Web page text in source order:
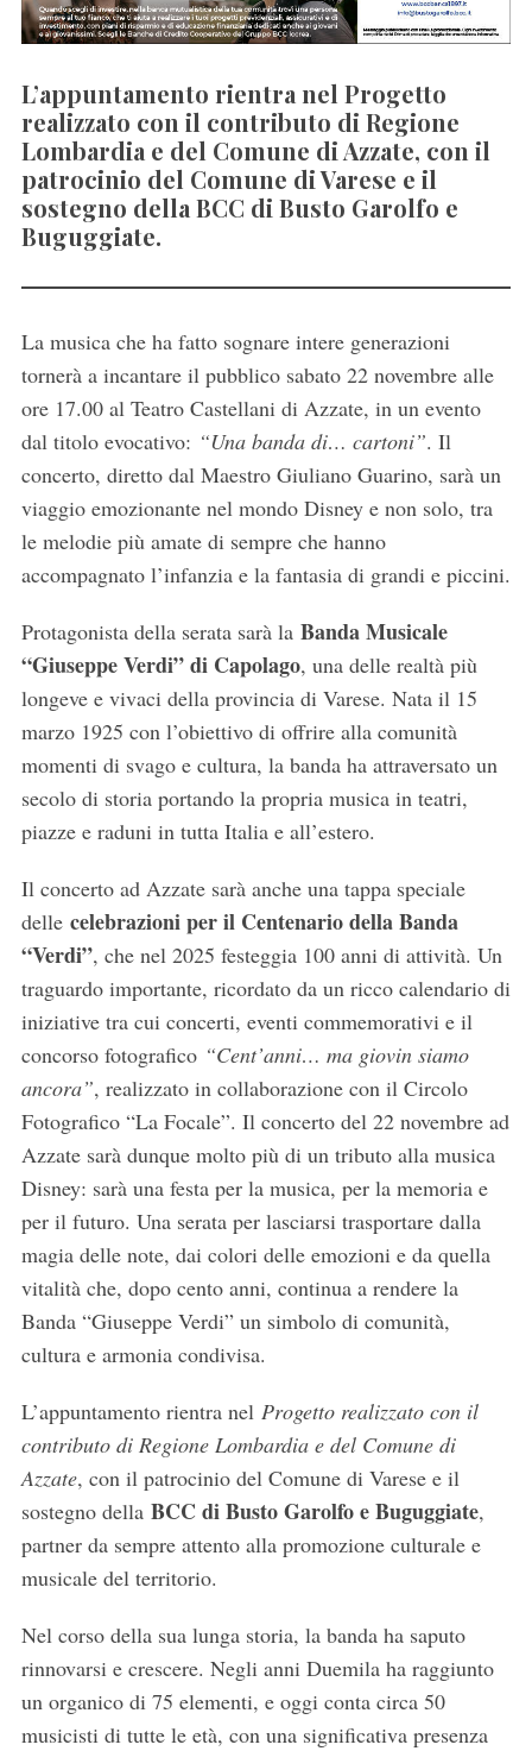
L’appuntamento rientra nel Progetto
realizzato con il contributo di Regione
Lombardia e del Comune di Azzate, con il
patrocinio del Comune di Varese e il
sostegno della BCC di Busto Garolfo e
Buguggiate.
La musica che ha fatto sognare intere generazioni
tornerà a incantare il pubblico sabato 22 novembre alle
ore 17.00 al Teatro Castellani di Azzate, in un evento
dal titolo evocativo: “Una banda di… cartoni”. Il
concerto, diretto dal Maestro Giuliano Guarino, sarà un
viaggio emozionante nel mondo Disney e non solo, tra
le melodie più amate di sempre che hanno
accompagnato l’infanzia e la fantasia di grandi e piccini.
Protagonista della serata sarà la Banda Musicale
“Giuseppe Verdi” di Capolago, una delle realtà più
longeve e vivaci della provincia di Varese. Nata il 15
marzo 1925 con l’obiettivo di offrire alla comunità
momenti di svago e cultura, la banda ha attraversato un
secolo di storia portando la propria musica in teatri,
piazze e raduni in tutta Italia e all’estero.
Il concerto ad Azzate sarà anche una tappa speciale
delle celebrazioni per il Centenario della Banda
“Verdi”, che nel 2025 festeggia 100 anni di attività. Un
traguardo importante, ricordato da un ricco calendario di
iniziative tra cui concerti, eventi commemorativi e il
concorso fotografico “Cent’anni… ma giovin siamo
ancora”, realizzato in collaborazione con il Circolo
Fotografico “La Focale”. Il concerto del 22 novembre ad
Azzate sarà dunque molto più di un tributo alla musica
Disney: sarà una festa per la musica, per la memoria e
per il futuro. Una serata per lasciarsi trasportare dalla
magia delle note, dai colori delle emozioni e da quella
vitalità che, dopo cento anni, continua a rendere la
Banda “Giuseppe Verdi” un simbolo di comunità,
cultura e armonia condivisa.
L’appuntamento rientra nel Progetto realizzato con il
contributo di Regione Lombardia e del Comune di
Azzate, con il patrocinio del Comune di Varese e il
sostegno della BCC di Busto Garolfo e Buguggiate,
partner da sempre attento alla promozione culturale e
musicale del territorio.
Nel corso della sua lunga storia, la banda ha saputo
rinnovarsi e crescere. Negli anni Duemila ha raggiunto
un organico di 75 elementi, e oggi conta circa 50
musicisti di tutte le età, con una significativa presenza